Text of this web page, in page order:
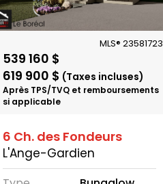
MLS® 23581723
539 160 $
619 900 $ (Taxes incluses)
Après TPS/TVQ et remboursements
si applicable
6 Ch. des Fondeurs
L'Ange-Gardien